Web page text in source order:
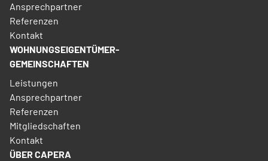
Ansprechpartner
Referenzen
Kontakt
WOHNUNGSEIGENTÜMER­
GEMEINSCHAFTEN
Leistungen
Ansprechpartner
Referenzen
Mitgliedschaften
Kontakt
ÜBER CAPERA